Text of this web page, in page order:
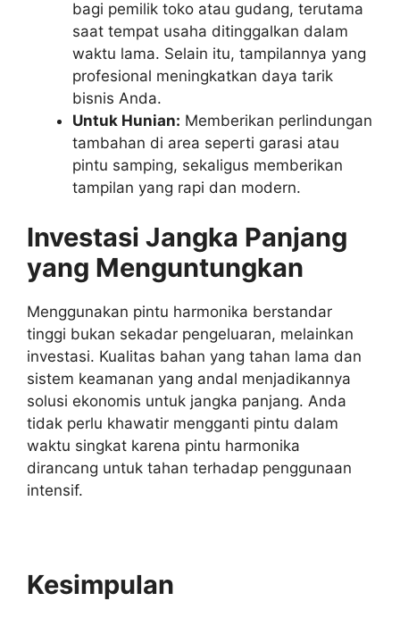
bagi pemilik toko atau gudang, terutama
saat tempat usaha ditinggalkan dalam
waktu lama. Selain itu, tampilannya yang
profesional meningkatkan daya tarik
bisnis Anda.
Untuk Hunian: Memberikan perlindungan
tambahan di area seperti garasi atau
pintu samping, sekaligus memberikan
tampilan yang rapi dan modern.
Investasi Jangka Panjang
yang Menguntungkan
Menggunakan pintu harmonika berstandar
tinggi bukan sekadar pengeluaran, melainkan
investasi. Kualitas bahan yang tahan lama dan
sistem keamanan yang andal menjadikannya
solusi ekonomis untuk jangka panjang. Anda
tidak perlu khawatir mengganti pintu dalam
waktu singkat karena pintu harmonika
dirancang untuk tahan terhadap penggunaan
intensif.
Kesimpulan